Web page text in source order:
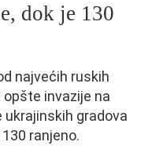
dok je 130
najvećih ruskih
invazije na
ukrajinskih gradova
ranjeno.